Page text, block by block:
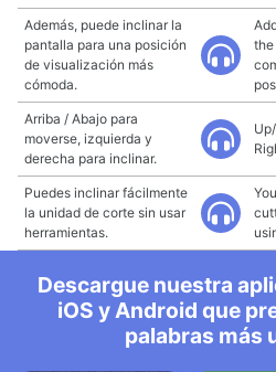
Además, puede inclinar la
pantalla para una posición
de visualización más
cómoda.
the
Arriba / Abajo para
moverse, izquierda y
derecha para inclinar.
Puedes inclinar fácilmente
la unidad de corte sin usar
herramientas.
Descargue nuestra
iOS y Android que
palabras más